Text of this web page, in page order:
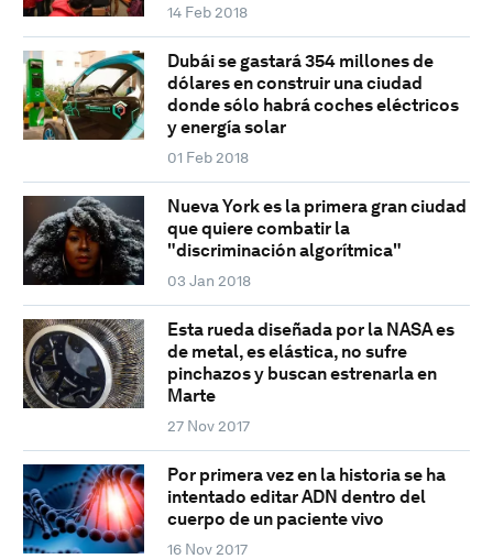
14 Feb 2018
Dubái se gastará 354 millones de
dólares en construir una ciudad
donde sólo habrá coches eléctricos
y energía solar
01 Feb 2018
Nueva York es la primera gran ciudad
que quiere combatir la
"discriminación algorítmica"
03 Jan 2018
Esta rueda diseñada por la NASA es
de metal, es elástica, no sufre
pinchazos y buscan estrenarla en
Marte
27 Nov 2017
Por primera vez en la historia se ha
intentado editar ADN dentro del
cuerpo de un paciente vivo
16 Nov 2017